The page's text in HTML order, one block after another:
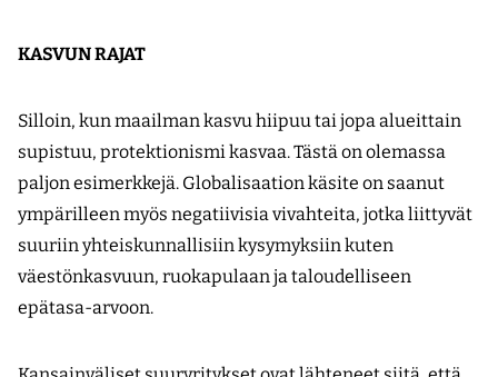
KASVUN RAJAT
Silloin, kun maailman kasvu hiipuu tai jopa alueittain
supistuu, protektionismi kasvaa. Tästä on olemassa
paljon esimerkkejä. Globalisaation käsite on saanut
ympärilleen myös negatiivisia vivahteita, jotka liittyvät
suuriin yhteiskunnallisiin kysymyksiin kuten
väestönkasvuun, ruokapulaan ja taloudelliseen
epätasa-arvoon.